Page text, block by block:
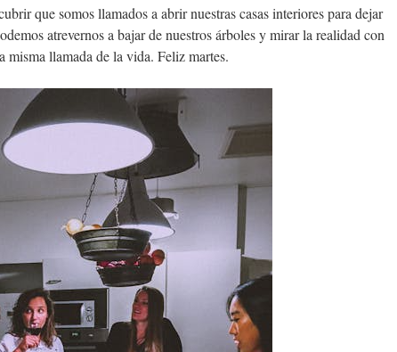
que somos llamados a abrir nuestras casas interiores para dejar
atrevernos a bajar de nuestros árboles y mirar la realidad con
misma llamada de la vida. Feliz martes.